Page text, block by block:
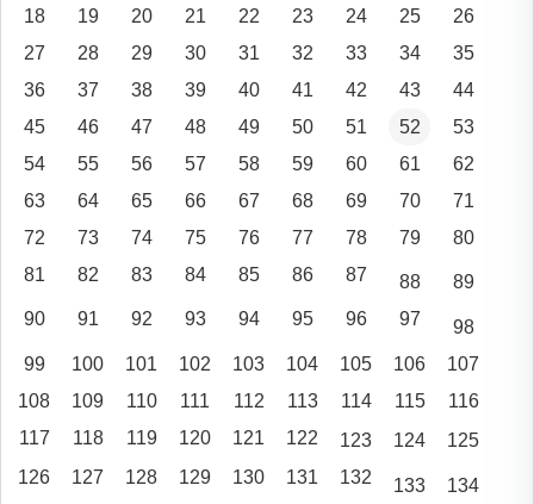
18
19 20 21 22 23 24 25
26
27
28 29 30 31 32 33 34
35
36
37 38 39 40 41 42 43
44
45
46 47 48 49 50 51 52
53
54
55 56 57 58 59 60 61
62
63
64 65 66 67 68 69 70
71
72
73 74 75 76 77 78 79
80
81
82 83 84 85 86 87 88
89
90
91 92 93 94 95 96 97
98
99
100 101 102 103 104 105 106
107
108
109 110 111 112 113 114 115
116
117
118 119 120 121 122 123 124
125
126
127 128 129 130 131 132 133 134